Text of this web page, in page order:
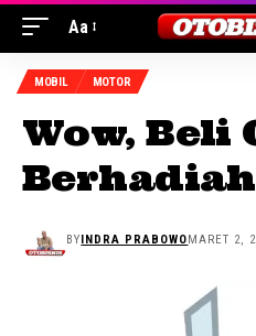
Aa
MOBIL MOTOR
Wow, Beli
BYINDRA PRABOWOMARET 2,